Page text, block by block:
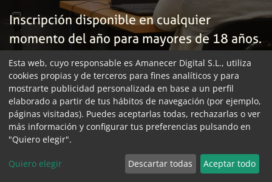
Inscripción disponible en cualquier
momento del año para mayores de 18 años.
¿Te interesan nuestros cursos?
Preinscríbete para enterarte de todas las
Esta web, cuyo responsable es Amanecer Digital S.L., utiliza
cookies propias y de terceros para fines analíticos y para
mostrarte publicidad personalizada en base a un perfil
elaborado a partir de tus hábitos de navegación (por ejemplo,
páginas visitadas). Puedes aceptarlas todas, rechazarlas o ver
más información y configurar tus preferencias pulsando en
"Quiero elegir".
Quiero elegir Descartar todas Aceptar todo